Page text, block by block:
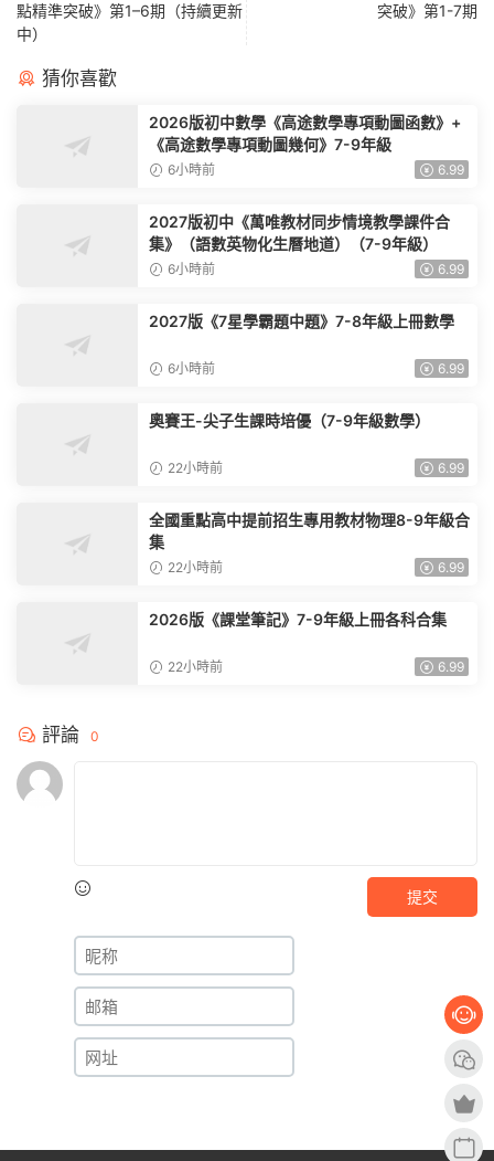
點精準突破》第1–6期（持續更新
中）
突破》第1-7期
猜你喜歡
2026版初中數學《高途數學專項動圖函數》+
《高途數學專項動圖幾何》7-9年級
6小時前 6.99
2027版初中《萬唯教材同步情境教學課件合
集》（語數英物化生曆地道）（7-9年級）
6小時前 6.99
2027版《7星學霸題中題》7-8年級上冊數學
6小時前 6.99
奧賽王-尖子生課時培優（7-9年級數學）
22小時前 6.99
全國重點高中提前招生專用教材物理8-9年級合
集
22小時前 6.99
2026版《課堂筆記》7-9年級上冊各科合集
22小時前 6.99
評論 0
提交